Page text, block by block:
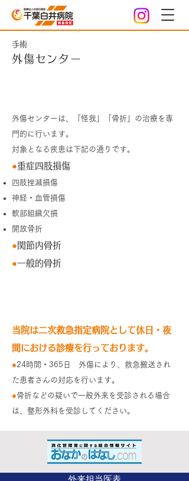
手術
外傷センター
外傷センターは、「怪我」「骨折」の治療を専
門的に行います。
対象となる疾患は下記の通りです。
●重症四肢損傷
四肢挫滅損傷
神経・血管損傷
軟部組織欠損
開放骨折
● 関節内骨折
●一般的骨折
当院は二次救急指定病院として休日・夜
間における診療を行っております。
●24時間・365日 外傷により、救急搬送され
た患者さんの対応を行います。
●骨折などの疑いで一般外来を受診される場合
は、整形外科を受診してください。